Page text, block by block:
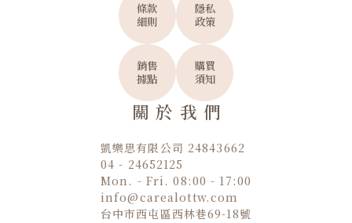
條款
細則
隱私
政策
銷售
據點
購買
須知
關於我們
凱樂思有限公司 24843662
04 - 24652125
Mon. - Fri. 08:00 - 17:00
info@carealottw.com
台中市西屯區西林巷69-18號